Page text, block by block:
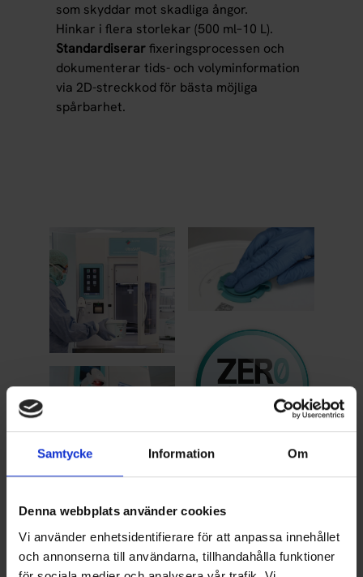
Samtycke Information Om
Denna webbplats använder cookies
Vi använder enhetsidentifierare för att anpassa innehållet
och annonserna till användarna, tillhandahålla funktioner
som skyddar mot skadliga ångor.
Hinkar i flera storlekar (500 ml–10 L).
Standardiserarfixeringsprocessen och
dokumenterar tids- och volyminformation
via 2D-streckkod för bästa möjliga
spårbarhet.
tryggare arbetsmiljö och effektivare
workflow – perfekt för